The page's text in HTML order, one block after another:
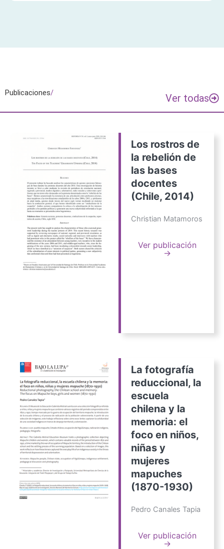
Publicaciones/ Ver todas
Los rostros de
la rebelión de
las bases
docentes
(Chile, 2014)
Christian Matamoros
Ver publicación
→
La fotografía
reduccional, la
escuela
chilena y la
memoria: el
foco en niños,
niñas y
mujeres
mapuches
(1870-1930)
Pedro Canales Tapia
Ver publicación
→